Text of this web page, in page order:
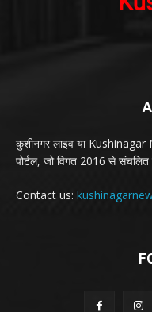
कुशीनगर लाइव या Kushinagar
पोर्टल, जो विगत 2016 से संचलित
Contact us: